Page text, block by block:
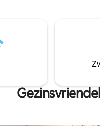
locatie kunnen
toeristische
van de stad te
waarbij comfort,